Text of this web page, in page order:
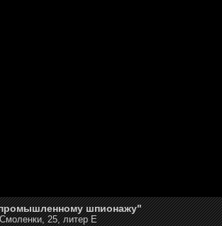
шпионажу"
25, литер Е